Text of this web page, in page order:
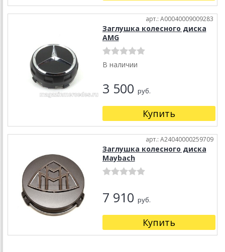
арт.: A00040009009283
Заглушка колесного диска
AMG
В наличии
3 500 руб.
Купить
арт.: A24040000259709
Заглушка колесного диска
Maybach
7 910 руб.
Купить